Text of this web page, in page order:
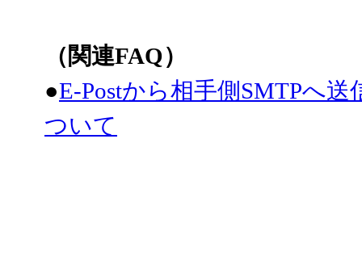
（関連FAQ）
●E-Postから相手側SMTPへ
ついて